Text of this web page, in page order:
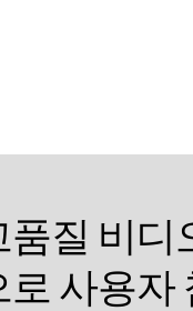
품질 비디
로 사용자